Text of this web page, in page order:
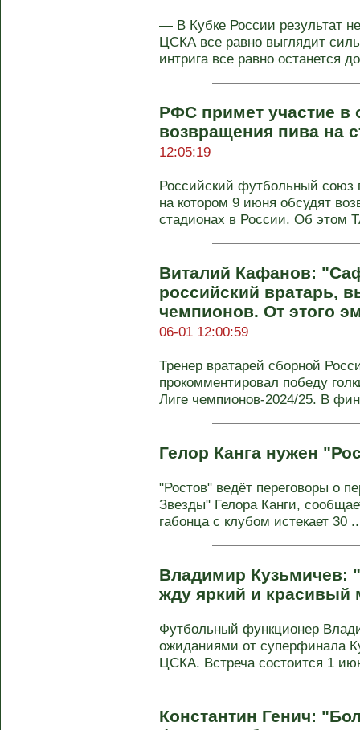
— В Кубке России результат
ЦСКА все равно выглядит
интрига все равно останется
РФС примет участие в
возвращения пива на
12:05:19
Российский футбольный союз
на котором 9 июня обсудят
стадионах в России. Об этом
Виталий Кафанов:
российский вратарь,
чемпионов. От этого
06-01 12:00:59
Тренер вратарей сборной
прокомментировал победу
Лиге чемпионов-2024/25. В
Гелор Канга нужен
"Ростов" ведёт переговоры о
Звезды" Гелора Канги,
габонца с клубом истекает 30
Владимир Кузьмичев:
жду яркий и красивый
Футбольный функционер
ожиданиями от суперфинала
ЦСКА. Встреча состоится 1
Константин Генич: